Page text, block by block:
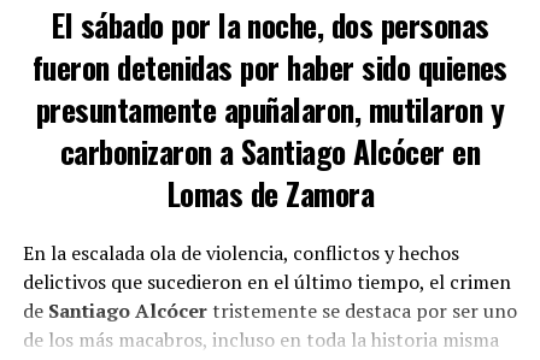
La búsqueda de los asesinos
La causa del policía asesinado es llevada a cabo por la
a cargo del fiscal Jorge Grieco. También interviene le
Gabinete de Homicidios de Lomas. La búsqueda de los
prófugos es activa.
El sábado por la noche, dos personas
fueron detenidas por haber sido quienes
presuntamente apuñalaron, mutilaron y
carbonizaron a Santiago Alcócer en
Lomas de Zamora
En la escalada ola de violencia, conflictos y hechos
delictivos que sucedieron en el último tiempo, el crimen
de Santiago Alcócertristemente se destaca por ser uno
de los más macabros, incluso en toda la historia misma